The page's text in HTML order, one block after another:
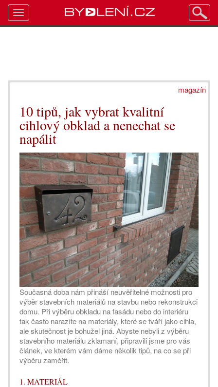
magazín
10 tipů, jak vybrat kvalitní
cihlový obklad a nenechat se
napálit
Současná doba nám přináší neuvěřitelné možnosti pro
výběr stavebních materiálů na stavbu nebo rekonstrukci
domu. Při výběru obkladu na fasádu nebo do interiéru
tak často narazíte na materiály, které se tváří jako cihla,
ale skutečnost je bohužel jiná. Abyste nebyli z výběru
stavebního materiálu zklamaní, připravili jsme pro vás
článek, ve kterém vám dáme několik tipů, na co se při
výběru zaměřit.
1. MATERIÁL
Toggle
navigation